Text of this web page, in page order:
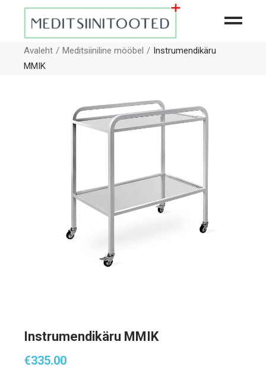
Avaleht Meditsiiniline mööbel
Instrumendikäru
MMIK
Instrumendikäru MMIK
€335.00